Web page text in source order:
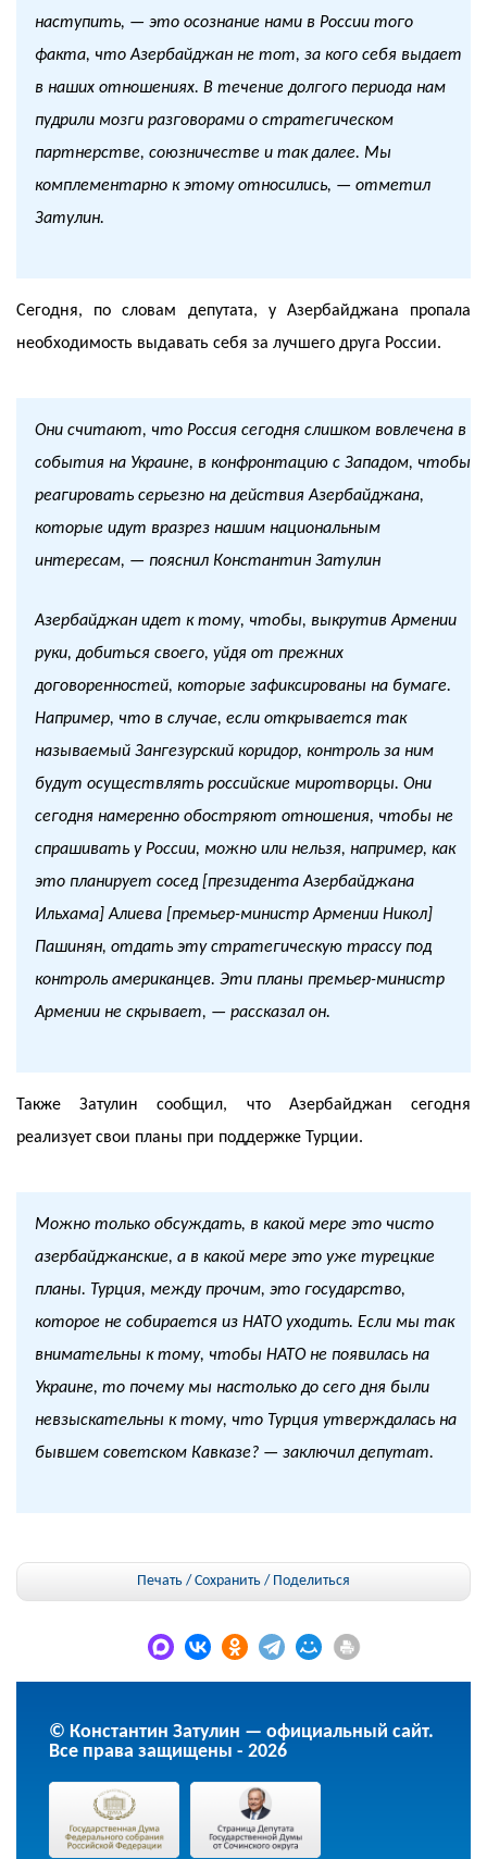
наступить, — это осознание нами в России того
факта, что Азербайджан не тот, за кого себя выдает
в наших отношениях. В течение долгого периода нам
пудрили мозги разговорами о стратегическом
партнерстве, союзничестве и так далее. Мы
комплементарно к этому относились, — отметил
Затулин.
Сегодня, по словам депутата, у Азербайджана пропала
необходимость выдавать себя за лучшего друга России.
Они считают, что Россия сегодня слишком вовлечена в
события на Украине, в конфронтацию с Западом, чтобы
реагировать серьезно на действия Азербайджана,
которые идут вразрез нашим национальным
интересам, — пояснил Константин Затулин
Азербайджан идет к тому, чтобы, выкрутив Армении
руки, добиться своего, уйдя от прежних
договоренностей, которые зафиксированы на бумаге.
Например, что в случае, если открывается так
называемый Зангезурский коридор, контроль за ним
будут осуществлять российские миротворцы. Они
сегодня намеренно обостряют отношения, чтобы не
спрашивать у России, можно или нельзя, например, как
это планирует сосед [президента Азербайджана
Ильхама] Алиева [премьер-министр Армении Никол]
Пашинян, отдать эту стратегическую трассу под
контроль американцев. Эти планы премьер-министр
Армении не скрывает, — рассказал он.
Также Затулин сообщил, что Азербайджан сегодня
реализует свои планы при поддержке Турции.
Можно только обсуждать, в какой мере это чисто
азербайджанские, а в какой мере это уже турецкие
планы. Турция, между прочим, это государство,
которое не собирается из НАТО уходить. Если мы так
внимательны к тому, чтобы НАТО не появилась на
Украине, то почему мы настолько до сего дня были
невзыскательны к тому, что Турция утверждалась на
бывшем советском Кавказе? — заключил депутат.
Печать / Сохранить / Поделиться
© Константин Затулин — официальный сайт.
Все права защищены - 2026